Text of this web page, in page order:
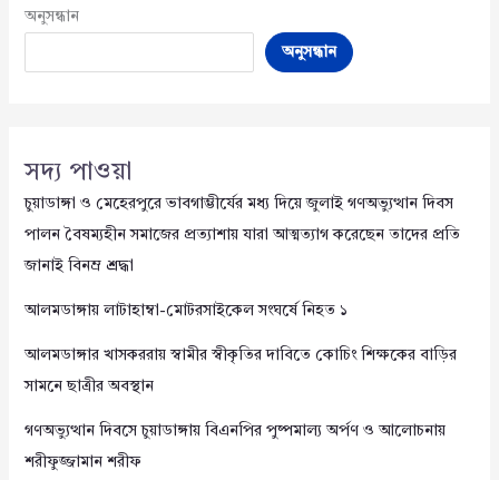
অনুসন্ধান
অনুসন্ধান
সদ্য পাওয়া
চুয়াডাঙ্গা ও মেহেরপুরে ভাবগাম্ভীর্যের মধ্য দিয়ে জুলাই গণঅভ্যুত্থান দিবস
পালন বৈষম্যহীন সমাজের প্রত্যাশায় যারা আত্মত্যাগ করেছেন তাদের প্রতি
জানাই বিনম্র শ্রদ্ধা
আলমডাঙ্গায় লাটাহাম্বা-মোটরসাইকেল সংঘর্ষে নিহত ১
আলমডাঙ্গার খাসকররায় স্বামীর স্বীকৃতির দাবিতে কোচিং শিক্ষকের বাড়ির
সামনে ছাত্রীর অবস্থান
গণঅভ্যুত্থান দিবসে চুয়াডাঙ্গায় বিএনপির পুষ্পমাল্য অর্পণ ও আলোচনায়
শরীফুজ্জামান শরীফ